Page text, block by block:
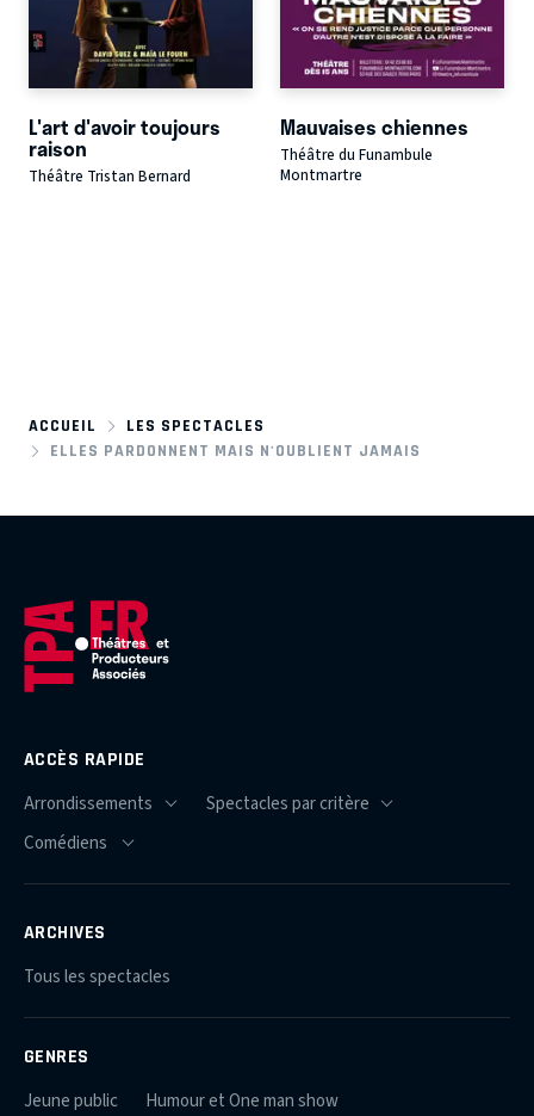
L'art d'avoir toujours
raison
Théâtre Tristan Bernard
Mauvaises chiennes
Théâtre du Funambule
Montmartre
ACCUEIL
LES SPECTACLES
ELLES PARDONNENT MAIS N'OUBLIENT JAMAIS
ACCÈS RAPIDE
ARCHIVES
Tous les spectacles
GENRES
Jeune public
Humour et One man show